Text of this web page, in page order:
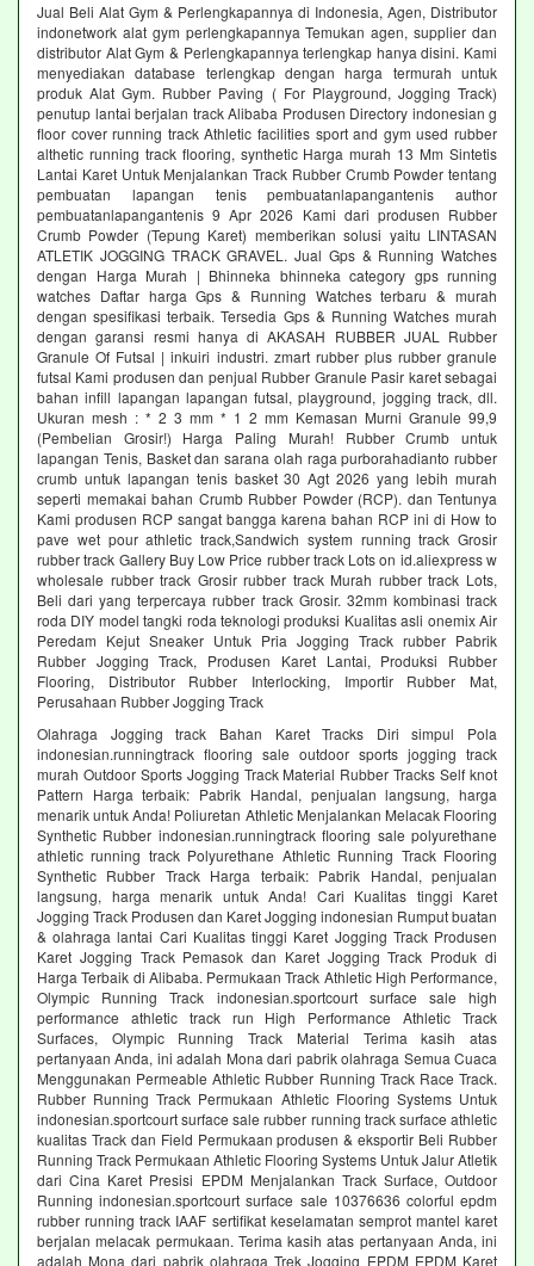
Jual Beli Alat Gym & Perlengkapannya di Indonesia, Agen, Distributor
indonetwork alat gym perlengkapannya Temukan agen, supplier dan
distributor Alat Gym & Perlengkapannya terlengkap hanya disini. Kami
menyediakan database terlengkap dengan harga termurah untuk
produk Alat Gym. Rubber Paving ( For Playground, Jogging Track)
penutup lantai berjalan track Alibaba Produsen Directory indonesian g
floor cover running track Athletic facilities sport and gym used rubber
althetic running track flooring, synthetic Harga murah 13 Mm Sintetis
Lantai Karet Untuk Menjalankan Track Rubber Crumb Powder tentang
pembuatan lapangan tenis pembuatanlapangantenis author
pembuatanlapangantenis 9 Apr 2026 Kami dari produsen Rubber
Crumb Powder (Tepung Karet) memberikan solusi yaitu LINTASAN
ATLETIK JOGGING TRACK GRAVEL. Jual Gps & Running Watches
dengan Harga Murah | Bhinneka bhinneka category gps running
watches Daftar harga Gps & Running Watches terbaru & murah
dengan spesifikasi terbaik. Tersedia Gps & Running Watches murah
dengan garansi resmi hanya di AKASAH RUBBER JUAL Rubber
Granule Of Futsal | inkuiri industri. zmart rubber plus rubber granule
futsal Kami produsen dan penjual Rubber Granule Pasir karet sebagai
bahan infill lapangan lapangan futsal, playground, jogging track, dll.
Ukuran mesh : * 2 3 mm * 1 2 mm Kemasan Murni Granule 99,9
(Pembelian Grosir!) Harga Paling Murah! Rubber Crumb untuk
lapangan Tenis, Basket dan sarana olah raga purborahadianto rubber
crumb untuk lapangan tenis basket 30 Agt 2026 yang lebih murah
seperti memakai bahan Crumb Rubber Powder (RCP). dan Tentunya
Kami produsen RCP sangat bangga karena bahan RCP ini di How to
pave wet pour athletic track,Sandwich system running track Grosir
rubber track Gallery Buy Low Price rubber track Lots on id.aliexpress w
wholesale rubber track Grosir rubber track Murah rubber track Lots,
Beli dari yang terpercaya rubber track Grosir. 32mm kombinasi track
roda DIY model tangki roda teknologi produksi Kualitas asli onemix Air
Peredam Kejut Sneaker Untuk Pria Jogging Track rubber Pabrik
Rubber Jogging Track, Produsen Karet Lantai, Produksi Rubber
Flooring, Distributor Rubber Interlocking, Importir Rubber Mat,
Perusahaan Rubber Jogging Track
Olahraga Jogging track Bahan Karet Tracks Diri simpul Pola
indonesian.runningtrack flooring sale outdoor sports jogging track
murah Outdoor Sports Jogging Track Material Rubber Tracks Self knot
Pattern Harga terbaik: Pabrik Handal, penjualan langsung, harga
menarik untuk Anda! Poliuretan Athletic Menjalankan Melacak Flooring
Synthetic Rubber indonesian.runningtrack flooring sale polyurethane
athletic running track Polyurethane Athletic Running Track Flooring
Synthetic Rubber Track Harga terbaik: Pabrik Handal, penjualan
langsung, harga menarik untuk Anda! Cari Kualitas tinggi Karet
Jogging Track Produsen dan Karet Jogging indonesian Rumput buatan
& olahraga lantai Cari Kualitas tinggi Karet Jogging Track Produsen
Karet Jogging Track Pemasok dan Karet Jogging Track Produk di
Harga Terbaik di Alibaba. Permukaan Track Athletic High Performance,
Olympic Running Track indonesian.sportcourt surface sale high
performance athletic track run High Performance Athletic Track
Surfaces, Olympic Running Track Material Terima kasih atas
pertanyaan Anda, ini adalah Mona dari pabrik olahraga Semua Cuaca
Menggunakan Permeable Athletic Rubber Running Track Race Track.
Rubber Running Track Permukaan Athletic Flooring Systems Untuk
indonesian.sportcourt surface sale rubber running track surface athletic
kualitas Track dan Field Permukaan produsen & eksportir Beli Rubber
Running Track Permukaan Athletic Flooring Systems Untuk Jalur Atletik
dari Cina Karet Presisi EPDM Menjalankan Track Surface, Outdoor
Running indonesian.sportcourt surface sale 10376636 colorful epdm
rubber running track IAAF sertifikat keselamatan semprot mantel karet
berjalan melacak permukaan. Terima kasih atas pertanyaan Anda, ini
adalah Mona dari pabrik olahraga Trek Jogging EPDM EPDM Karet